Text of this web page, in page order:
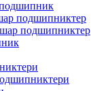
подшипниктер
шар подшипниктер